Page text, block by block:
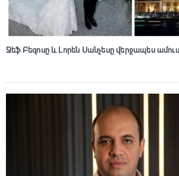
Ջեֆ Բեզոսը և Լորեն Սանչեսը վերջապես